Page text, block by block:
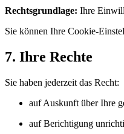
Rechtsgrundlage: Ihre
Sie können Ihre Cookie-
7. Ihre Rechte
Sie haben jederzeit das Recht:
auf Auskunft über Ihre
auf Berichtigung